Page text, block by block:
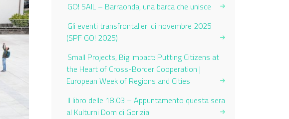
GO! SAIL – Barraonda, una barca che unisce
Gli eventi transfrontalieri di novembre 2025
(SPF GO! 2025)
Small Projects, Big Impact: Putting Citizens at
the Heart of Cross-Border Cooperation |
European Week of Regions and Cities
Il libro delle 18.03 – Appuntamento questa sera
al Kulturni Dom di Gorizia